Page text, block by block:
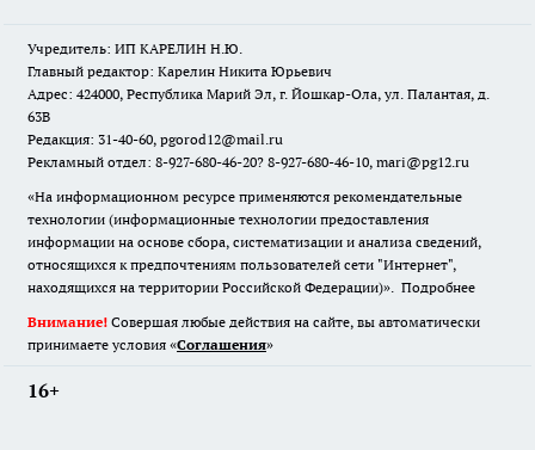
Учредитель: ИП КАРЕЛИН Н.Ю.
Главный редактор: Карелин Никита Юрьевич
Адрес: 424000, Республика Марий Эл, г. Йошкар-Ола, ул. Палантая, д.
63В
Редакция: 31-40-60, pgorod12@mail.ru
Рекламный отдел: 8-927-680-46-20? 8-927-680-46-10, mari@pg12.ru
«На информационном ресурсе применяются рекомендательные
технологии (информационные технологии предоставления
информации на основе сбора, систематизации и анализа сведений,
относящихся к предпочтениям пользователей сети "Интернет",
находящихся на территории Российской Федерации)». Подробнее
Внимание! Совершая любые действия на сайте, вы автоматически
принимаете условия «Cоглашения»
16+